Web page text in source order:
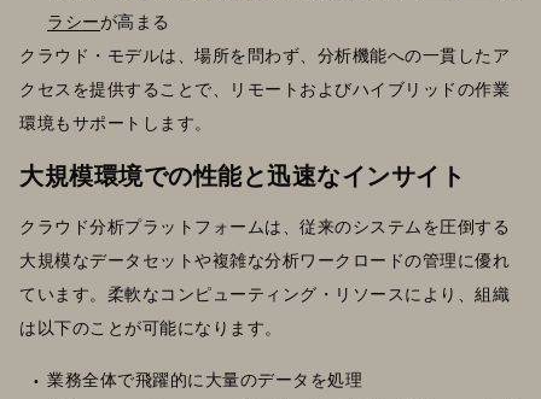
ラシーが高まる
クラウド・モデルは、場所を問わず、分析機能への一貫したア
クセスを提供することで、リモートおよびハイブリッドの作業
環境もサポートします。
大規模環境での性能と迅速なインサイト
クラウド分析プラットフォームは、従来のシステムを圧倒する
大規模なデータセットや複雑な分析ワークロードの管理に優れ
ています。柔軟なコンピューティング・リソースにより、組織
は以下のことが可能になります。
業務全体で飛躍的に大量のデータを処理